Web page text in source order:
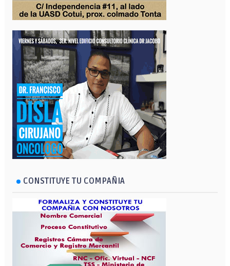
CONSTITUYE TU COMPAÑIA